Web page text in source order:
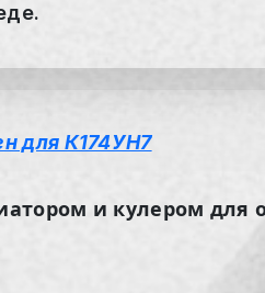
для К174УН7
и кулером для